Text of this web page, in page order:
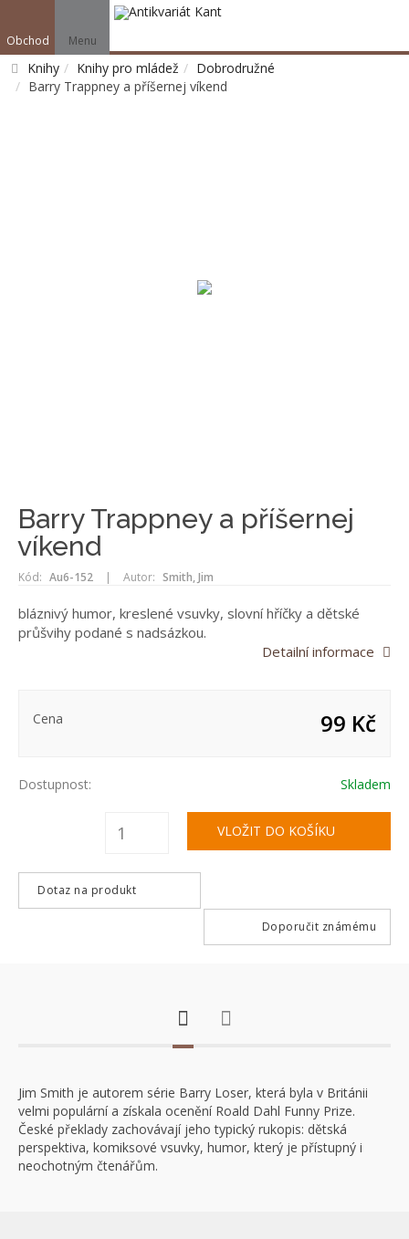
Obchod Menu
Knihy Knihy pro mládež
Dobrodružné
Barry Trappney a příšernej víkend
Barry Trappney a příšernej
víkend
Kód: Au6-152 | Autor: Smith, Jim
bláznivý humor, kreslené vsuvky, slovní hříčky a dětské
průšvihy podané s nadsázkou.
Detailní informace
Cena 99 Kč
Dostupnost: Skladem
Dotaz na produkt
Doporučit známému
Jim Smith je autorem série Barry Loser, která byla v Británii
velmi populární a získala ocenění Roald Dahl Funny Prize.
České překlady zachovávají jeho typický rukopis: dětská
perspektiva, komiksové vsuvky, humor, který je přístupný i
neochotným čtenářům.